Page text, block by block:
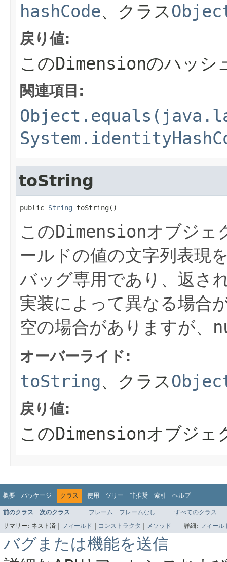
hashCode、クラス
戻り値:
このDimensionのハッシ
関連項目:
toString
public String toString()
このDimensionオブジェ
ールドの値の文字列表現
バッグ専用であり、返さ
実装によって異なる場合
空の場合がありますが、
オーバーライド:
toString、クラス
戻り値:
このDimensionオブジェ
概要 パッケージ クラス 使用 ツリー 非推奨 索引 ヘルプ
前のクラス 次のクラス フレーム フレームなし
すべてのクラス
サマリー: ネスト済 | フィールド コンストラクタ メソッド 詳細: フィール
バグまたは機能を送信